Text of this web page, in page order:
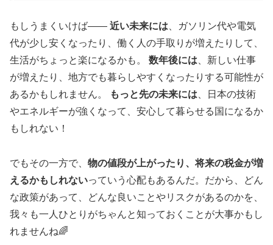
もしうまくいけば―― 近い未来には 、ガソリン代や電気
代が少し安くなったり、働く人の手取りが増えたりして、
生活がちょっと楽になるかも。 数年後には 、新しい仕事
が増えたり、地方でも暮らしやすくなったりする可能性が
あるかもしれません。
もっと先の未来には 、日本の技術
やエネルギーが強くなって、安心して暮らせる国になるか
もしれない！
でもその一方で、 物の値段が上がったり、将来の税金が増
えるかもしれないっていう心配もあるんだ。だから、どん
な政策があって、どんな良いことやリスクがあるのかを、
我々も一人ひとりがちゃんと知っておくことが大事かもし
れませんね🌈